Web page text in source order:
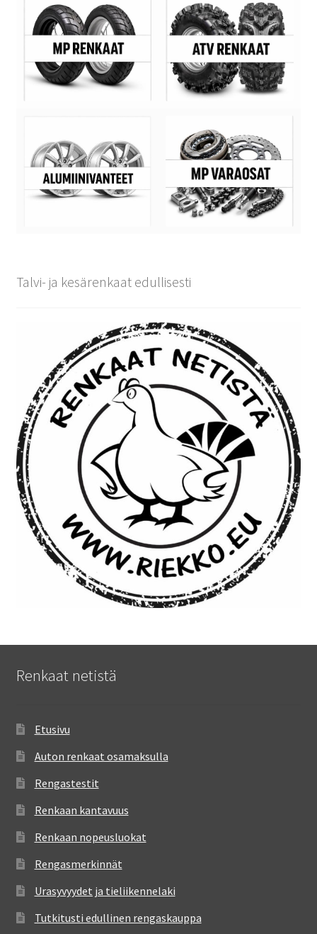
Talvi- ja kesärenkaat edullisesti
Renkaat netistä
Etusivu
Auton renkaat osamaksulla
Rengastestit
Renkaan kantavuus
Renkaan nopeusluokat
Rengasmerkinnät
Urasyvyydet ja tieliikennelaki
Tutkitusti edullinen rengaskauppa